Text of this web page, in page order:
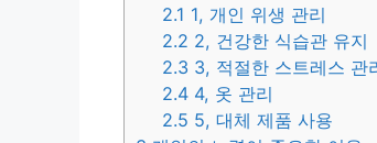
2.1 1, 개인 위생 관리
2.2 2, 건강한 식습관 유지
2.3 3, 적절한 스트레스 관
2.4 4, 옷 관리
2.5 5, 대체 제품 사용